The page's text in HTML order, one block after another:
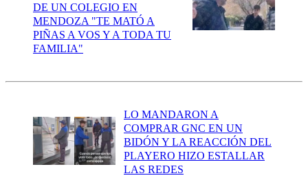
DE UN COLEGIO EN
MENDOZA "TE MATÓ A
PIÑAS A VOS Y A TODA TU
FAMILIA"
LO MANDARON A
COMPRAR GNC EN UN
BIDÓN Y LA REACCIÓN DEL
PLAYERO HIZO ESTALLAR
LAS REDES